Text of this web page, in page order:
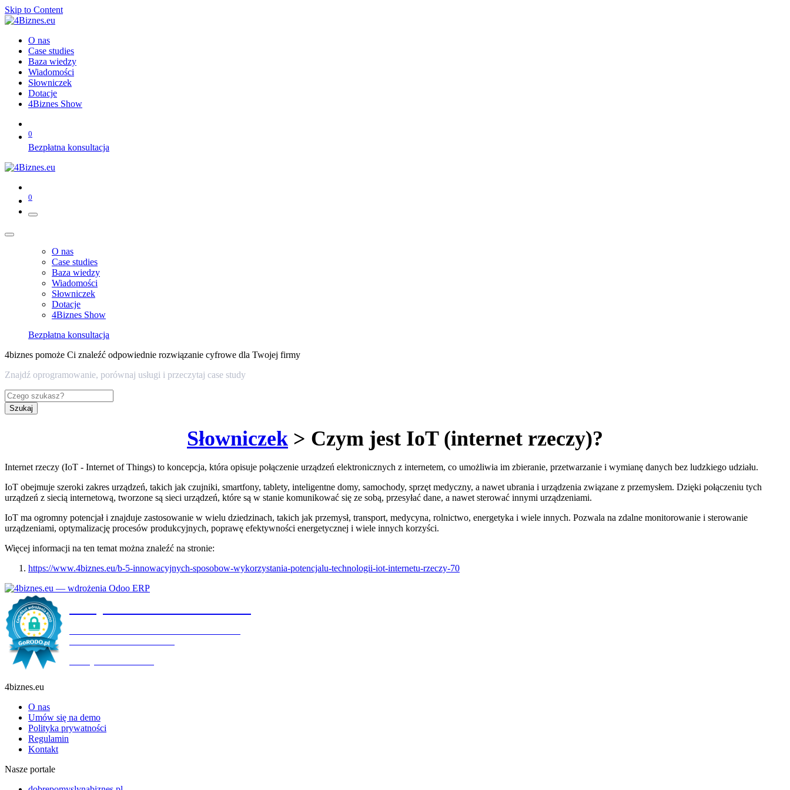
Skip to Content
O nas
Case studies
Baza wiedzy
Wiadomości
Słowniczek
Dotacje
4Biznes Show
0
Bezpłatna konsultacja
0
O nas
Case studies
Baza wiedzy
Wiadomości
Słowniczek
Dotacje
4Biznes Show
Bezpłatna konsultacja
4biznes pomoże Ci znaleźć odpowiednie rozwiązanie cyfrowe dla Twojej firmy
Znajdź oprogramowanie, porównaj usługi i przeczytaj case study
Szukaj
Słowniczek > Czym jest IoT (internet rzeczy)?
Internet rzeczy (IoT - Internet of Things) to koncepcja, która opisuje połączenie urządzeń elektronicznych z internetem, co umożliwia im zbieranie, przetwarzanie i wymianę danych bez ludzkiego udziału.
IoT obejmuje szeroki zakres urządzeń, takich jak czujniki, smartfony, tablety, inteligentne domy, samochody, sprzęt medyczny, a nawet ubrania i urządzenia związane z przemysłem. Dzięki połączeniu tych
urządzeń z siecią internetową, tworzone są sieci urządzeń, które są w stanie komunikować się ze sobą, przesyłać dane, a nawet sterować innymi urządzeniami.
IoT ma ogromny potencjał i znajduje zastosowanie w wielu dziedzinach, takich jak przemysł, transport, medycyna, rolnictwo, energetyka i wiele innych. Pozwala na zdalne monitorowanie i sterowanie
urządzeniami, optymalizację procesów produkcyjnych, poprawę efektywności energetycznej i wiele innych korzyści.
Więcej informacji na ten temat można znaleźć na stronie:
https://www.4biznes.eu/b-5-innowacyjnych-sposobow-wykorzystania-potencjalu-technologii-iot-internetu-rzeczy-70
4biznes.eu
O nas
Umów się na demo
Polityka prywatności
Regulamin
Kontakt
Nasze portale